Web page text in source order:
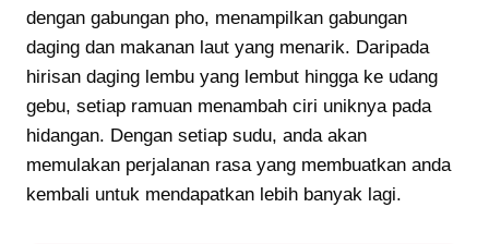
dengan gabungan pho, menampilkan gabungan
daging dan makanan laut yang menarik. Daripada
hirisan daging lembu yang lembut hingga ke udang
gebu, setiap ramuan menambah ciri uniknya pada
hidangan. Dengan setiap sudu, anda akan
memulakan perjalanan rasa yang membuatkan anda
kembali untuk mendapatkan lebih banyak lagi.